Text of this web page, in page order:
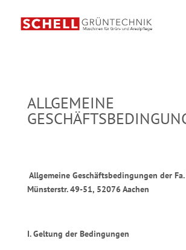
ALLGEMEINE
Allgemeine Geschäftsbedingungen der Fa.
Münsterstr. 49-51, 52076 Aachen
I. Geltung der Bedingungen